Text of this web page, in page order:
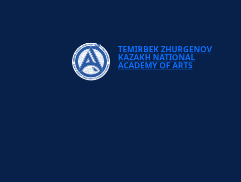
TEMIRBEK ZHURGENOV
KAZAKH NATIONAL
ACADEMY OF ARTS